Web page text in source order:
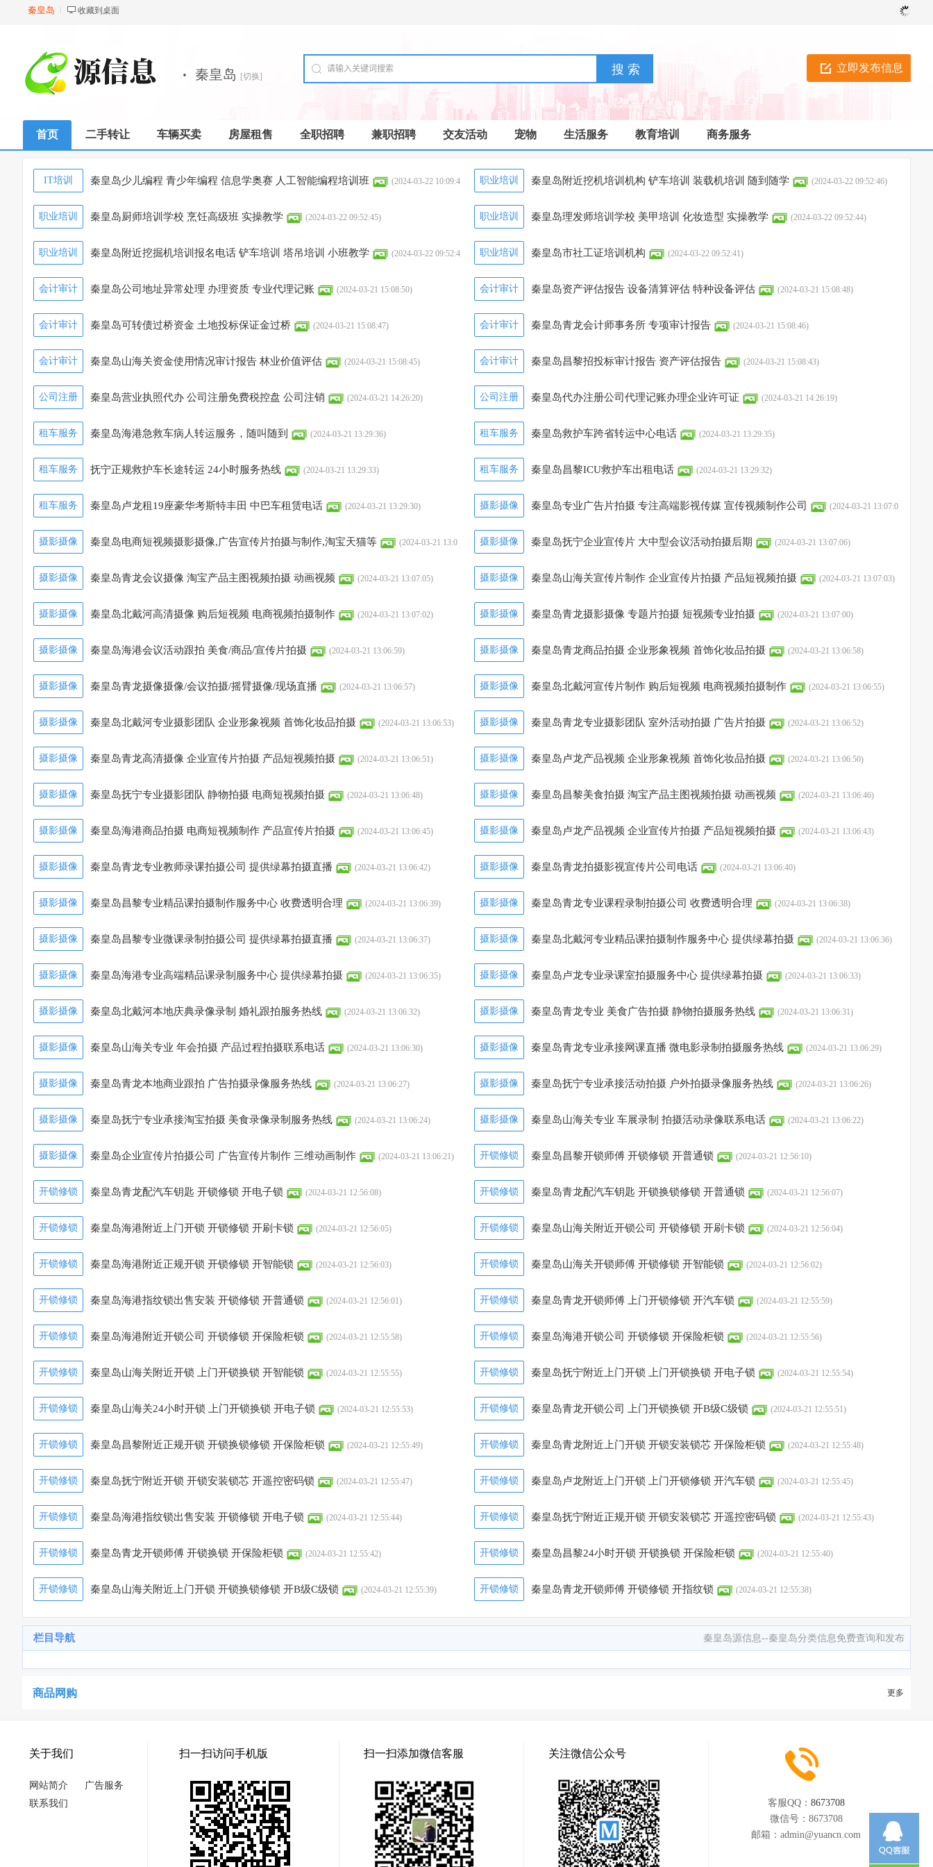
秦皇岛 收藏到桌面
立即发布信息
· 秦皇岛 [切换]
首页 二手转让 车辆买卖 房屋租售 全职招聘 兼职招聘 交友活动 宠物 生活服务 教育培训 商务服务
IT培训 秦皇岛少儿编程 青少年编程 信息学奥赛 人工智能编程培训班 (2024-03-22 10:09:4 职业培训 秦皇岛附近挖机培训机构 铲车培训 装载机培训 随到随学 (2024-03-22 09:52:46)
职业培训 秦皇岛厨师培训学校 烹饪高级班 实操教学 (2024-03-22 09:52:45) 职业培训 秦皇岛理发师培训学校 美甲培训 化妆造型 实操教学 (2024-03-22 09:52:44)
职业培训 秦皇岛附近挖掘机培训报名电话 铲车培训 塔吊培训 小班教学 (2024-03-22 09:52:4 职业培训 秦皇岛市社工证培训机构 (2024-03-22 09:52:41)
会计审计 秦皇岛公司地址异常处理 办理资质 专业代理记账 (2024-03-21 15:08:50) 会计审计 秦皇岛资产评估报告 设备清算评估 特种设备评估 (2024-03-21 15:08:48)
会计审计 秦皇岛可转债过桥资金 土地投标保证金过桥 (2024-03-21 15:08:47) 会计审计 秦皇岛青龙会计师事务所 专项审计报告 (2024-03-21 15:08:46)
会计审计 秦皇岛山海关资金使用情况审计报告 林业价值评估 (2024-03-21 15:08:45) 会计审计 秦皇岛昌黎招投标审计报告 资产评估报告 (2024-03-21 15:08:43)
公司注册 秦皇岛营业执照代办 公司注册免费税控盘 公司注销 (2024-03-21 14:26:20) 公司注册 秦皇岛代办注册公司代理记账办理企业许可证 (2024-03-21 14:26:19)
租车服务 秦皇岛海港急救车病人转运服务，随叫随到 (2024-03-21 13:29:36) 租车服务 秦皇岛救护车跨省转运中心电话 (2024-03-21 13:29:35)
租车服务 抚宁正规救护车长途转运 24小时服务热线 (2024-03-21 13:29:33) 租车服务 秦皇岛昌黎ICU救护车出租电话 (2024-03-21 13:29:32)
租车服务 秦皇岛卢龙租19座豪华考斯特丰田 中巴车租赁电话 (2024-03-21 13:29:30) 摄影摄像 秦皇岛专业广告片拍摄 专注高端影视传媒 宣传视频制作公司 (2024-03-21 13:07:0
摄影摄像 秦皇岛电商短视频摄影摄像,广告宣传片拍摄与制作,淘宝天猫等 (2024-03-21 13:0
7:07)
摄影摄像 秦皇岛抚宁企业宣传片 大中型会议活动拍摄后期 (2024-03-21 13:07:06)
摄影摄像 秦皇岛青龙会议摄像 淘宝产品主图视频拍摄 动画视频 (2024-03-21 13:07:05) 摄影摄像 秦皇岛山海关宣传片制作 企业宣传片拍摄 产品短视频拍摄 (2024-03-21 13:07:03)
摄影摄像 秦皇岛北戴河高清摄像 购后短视频 电商视频拍摄制作 (2024-03-21 13:07:02) 摄影摄像 秦皇岛青龙摄影摄像 专题片拍摄 短视频专业拍摄 (2024-03-21 13:07:00)
摄影摄像 秦皇岛海港会议活动跟拍 美食/商品/宣传片拍摄 (2024-03-21 13:06:59) 摄影摄像 秦皇岛青龙商品拍摄 企业形象视频 首饰化妆品拍摄 (2024-03-21 13:06:58)
摄影摄像 秦皇岛青龙摄像摄像/会议拍摄/摇臂摄像/现场直播 (2024-03-21 13:06:57) 摄影摄像 秦皇岛北戴河宣传片制作 购后短视频 电商视频拍摄制作 (2024-03-21 13:06:55)
摄影摄像 秦皇岛北戴河专业摄影团队 企业形象视频 首饰化妆品拍摄 (2024-03-21 13:06:53) 摄影摄像 秦皇岛青龙专业摄影团队 室外活动拍摄 广告片拍摄 (2024-03-21 13:06:52)
摄影摄像 秦皇岛青龙高清摄像 企业宣传片拍摄 产品短视频拍摄 (2024-03-21 13:06:51) 摄影摄像 秦皇岛卢龙产品视频 企业形象视频 首饰化妆品拍摄 (2024-03-21 13:06:50)
摄影摄像 秦皇岛抚宁专业摄影团队 静物拍摄 电商短视频拍摄 (2024-03-21 13:06:48) 摄影摄像 秦皇岛昌黎美食拍摄 淘宝产品主图视频拍摄 动画视频 (2024-03-21 13:06:46)
摄影摄像 秦皇岛海港商品拍摄 电商短视频制作 产品宣传片拍摄 (2024-03-21 13:06:45) 摄影摄像 秦皇岛卢龙产品视频 企业宣传片拍摄 产品短视频拍摄 (2024-03-21 13:06:43)
摄影摄像 秦皇岛青龙专业教师录课拍摄公司 提供绿幕拍摄直播 (2024-03-21 13:06:42) 摄影摄像 秦皇岛青龙拍摄影视宣传片公司电话 (2024-03-21 13:06:40)
摄影摄像 秦皇岛昌黎专业精品课拍摄制作服务中心 收费透明合理 (2024-03-21 13:06:39) 摄影摄像 秦皇岛青龙专业课程录制拍摄公司 收费透明合理 (2024-03-21 13:06:38)
摄影摄像 秦皇岛昌黎专业微课录制拍摄公司 提供绿幕拍摄直播 (2024-03-21 13:06:37) 摄影摄像 秦皇岛北戴河专业精品课拍摄制作服务中心 提供绿幕拍摄 (2024-03-21 13:06:36)
摄影摄像 秦皇岛海港专业高端精品课录制服务中心 提供绿幕拍摄 (2024-03-21 13:06:35) 摄影摄像 秦皇岛卢龙专业录课室拍摄服务中心 提供绿幕拍摄 (2024-03-21 13:06:33)
摄影摄像 秦皇岛北戴河本地庆典录像录制 婚礼跟拍服务热线 (2024-03-21 13:06:32) 摄影摄像 秦皇岛青龙专业 美食广告拍摄 静物拍摄服务热线 (2024-03-21 13:06:31)
摄影摄像 秦皇岛山海关专业 年会拍摄 产品过程拍摄联系电话 (2024-03-21 13:06:30) 摄影摄像 秦皇岛青龙专业承接网课直播 微电影录制拍摄服务热线 (2024-03-21 13:06:29)
摄影摄像 秦皇岛青龙本地商业跟拍 广告拍摄录像服务热线 (2024-03-21 13:06:27) 摄影摄像 秦皇岛抚宁专业承接活动拍摄 户外拍摄录像服务热线 (2024-03-21 13:06:26)
摄影摄像 秦皇岛抚宁专业承接淘宝拍摄 美食录像录制服务热线 (2024-03-21 13:06:24) 摄影摄像 秦皇岛山海关专业 车展录制 拍摄活动录像联系电话 (2024-03-21 13:06:22)
摄影摄像 秦皇岛企业宣传片拍摄公司 广告宣传片制作 三维动画制作 (2024-03-21 13:06:21) 开锁修锁 秦皇岛昌黎开锁师傅 开锁修锁 开普通锁 (2024-03-21 12:56:10)
开锁修锁 秦皇岛青龙配汽车钥匙 开锁修锁 开电子锁 (2024-03-21 12:56:08) 开锁修锁 秦皇岛青龙配汽车钥匙 开锁换锁修锁 开普通锁 (2024-03-21 12:56:07)
开锁修锁 秦皇岛海港附近上门开锁 开锁修锁 开刷卡锁 (2024-03-21 12:56:05) 开锁修锁 秦皇岛山海关附近开锁公司 开锁修锁 开刷卡锁 (2024-03-21 12:56:04)
开锁修锁 秦皇岛海港附近正规开锁 开锁修锁 开智能锁 (2024-03-21 12:56:03) 开锁修锁 秦皇岛山海关开锁师傅 开锁修锁 开智能锁 (2024-03-21 12:56:02)
开锁修锁 秦皇岛海港指纹锁出售安装 开锁修锁 开普通锁 (2024-03-21 12:56:01) 开锁修锁 秦皇岛青龙开锁师傅 上门开锁修锁 开汽车锁 (2024-03-21 12:55:59)
开锁修锁 秦皇岛海港附近开锁公司 开锁修锁 开保险柜锁 (2024-03-21 12:55:58) 开锁修锁 秦皇岛海港开锁公司 开锁修锁 开保险柜锁 (2024-03-21 12:55:56)
开锁修锁 秦皇岛山海关附近开锁 上门开锁换锁 开智能锁 (2024-03-21 12:55:55) 开锁修锁 秦皇岛抚宁附近上门开锁 上门开锁换锁 开电子锁 (2024-03-21 12:55:54)
开锁修锁 秦皇岛山海关24小时开锁 上门开锁换锁 开电子锁 (2024-03-21 12:55:53) 开锁修锁 秦皇岛青龙开锁公司 上门开锁换锁 开B级C级锁 (2024-03-21 12:55:51)
开锁修锁 秦皇岛昌黎附近正规开锁 开锁换锁修锁 开保险柜锁 (2024-03-21 12:55:49) 开锁修锁 秦皇岛青龙附近上门开锁 开锁安装锁芯 开保险柜锁 (2024-03-21 12:55:48)
开锁修锁 秦皇岛抚宁附近开锁 开锁安装锁芯 开遥控密码锁 (2024-03-21 12:55:47) 开锁修锁 秦皇岛卢龙附近上门开锁 上门开锁修锁 开汽车锁 (2024-03-21 12:55:45)
开锁修锁 秦皇岛海港指纹锁出售安装 开锁修锁 开电子锁 (2024-03-21 12:55:44) 开锁修锁 秦皇岛抚宁附近正规开锁 开锁安装锁芯 开遥控密码锁 (2024-03-21 12:55:43)
开锁修锁 秦皇岛青龙开锁师傅 开锁换锁 开保险柜锁 (2024-03-21 12:55:42) 开锁修锁 秦皇岛昌黎24小时开锁 开锁换锁 开保险柜锁 (2024-03-21 12:55:40)
开锁修锁 秦皇岛山海关附近上门开锁 开锁换锁修锁 开B级C级锁 (2024-03-21 12:55:39) 开锁修锁 秦皇岛青龙开锁师傅 开锁修锁 开指纹锁 (2024-03-21 12:55:38)
栏目导航 秦皇岛源信息--秦皇岛分类信息免费查询和发布
商品网购 更多
关于我们
网站简介
广告服务
联系我们
扫一扫访问手机版 扫一扫添加微信客服 关注微信公众号
客服QQ： 8673708
微信号： 8673708
邮箱： admin@yuancn.com